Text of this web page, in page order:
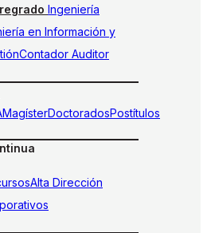
Ingeniería
en Información y
Contador Auditor
MagísterDoctoradosPostítulos
Alta Dirección